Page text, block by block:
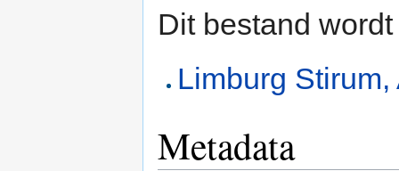
Dit bestand
Limburg
Metadata